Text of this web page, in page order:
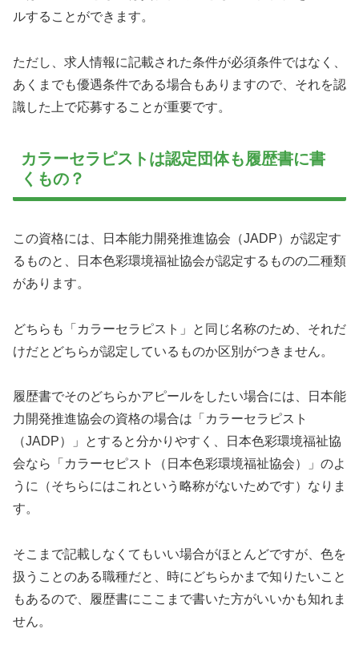
ルすることができます。
ただし、求人情報に記載された条件が必須条件ではなく、
あくまでも優遇条件である場合もありますので、それを認
識した上で応募することが重要です。
カラーセラピストは認定団体も履歴書に書
くもの？
この資格には、日本能力開発推進協会（JADP）が認定す
るものと、日本色彩環境福祉協会が認定するものの二種類
があります。
どちらも「カラーセラピスト」と同じ名称のため、それだ
けだとどちらが認定しているものか区別がつきません。
履歴書でそのどちらかアピールをしたい場合には、日本能
力開発推進協会の資格の場合は「カラーセラピスト
（JADP）」とすると分かりやすく、日本色彩環境福祉協
会なら「カラーセピスト（日本色彩環境福祉協会）」のよ
うに（そちらにはこれという略称がないためです）なりま
す。
そこまで記載しなくてもいい場合がほとんどですが、色を
扱うことのある職種だと、時にどちらかまで知りたいこと
もあるので、履歴書にここまで書いた方がいいかも知れま
せん。